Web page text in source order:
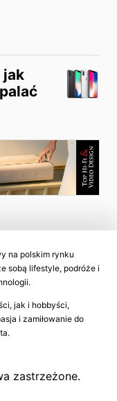
jak
na polskim rynku
sobą lifestyle, podróże i
jak i hobbyści,
i zamiłowanie do
zastrzeżone.